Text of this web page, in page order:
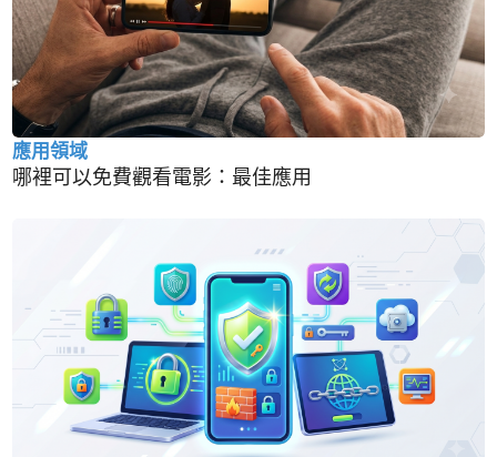
應用領域
哪裡可以免費觀看電影：最佳應用